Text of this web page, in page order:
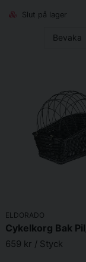
Slut på lager
Bevaka
ELDORADO
659 kr / Styck